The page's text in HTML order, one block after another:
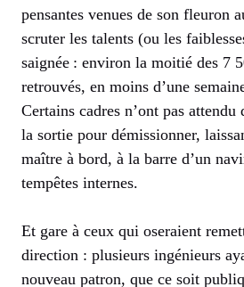
pensantes venues de son fleuron
scruter les talents (ou les
saignée : environ la moitié des 7
retrouvés, en moins d’une
Certains cadres n’ont pas attendu
la sortie pour démissionner,
maître à bord, à la barre d’un
tempêtes internes.
Et gare à ceux qui oseraient
direction : plusieurs ingénieurs
nouveau patron, que ce soit